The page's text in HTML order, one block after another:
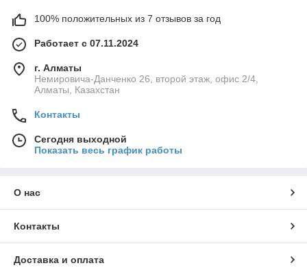
100% положительных из 7 отзывов за год
Работает с 07.11.2024
г. Алматы
Немировича-Данченко 26, второй этаж, офис 2/4,
Алматы, Казахстан
Контакты
Сегодня выходной
Показать весь график работы
О нас
Контакты
Доставка и оплата